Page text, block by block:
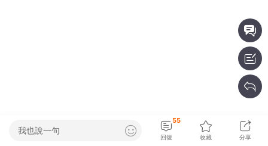
我也說一句
回復
55
收藏 分享